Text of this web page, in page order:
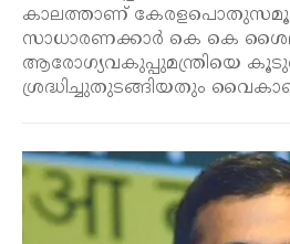
കാലത്താണ്
സാധാരണക്കാർ കെ കെ
ആരോഗ്യവകുപ്പുമന്ത്രിയെ
ശ്രദ്ധിച്ചുതുടങ്ങിയതും